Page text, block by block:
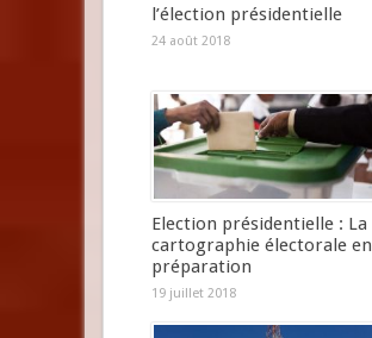
l’élection présidentielle
24 août 2018
Election présidentielle : La
cartographie électorale en
préparation
19 juillet 2018